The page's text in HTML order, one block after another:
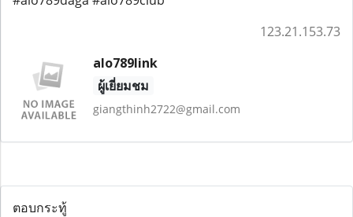
123.21.153.73
alo789link
ผู้เยี่ยมชม
giangthinh2722@gmail.com
ตอบกระทู้